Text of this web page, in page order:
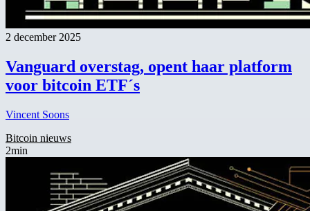
2 december 2025
Vanguard overstag, opent haar platform
voor bitcoin ETF´s
Vincent Soons
Bitcoin nieuws
2min